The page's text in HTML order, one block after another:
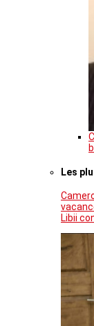
Les
Libii